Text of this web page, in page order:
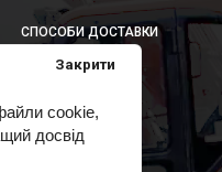
cookie,
досвід
Закрити
СПОСОБИ ДОСТАВКИ
СПОСОБИ ОПЛАТИ